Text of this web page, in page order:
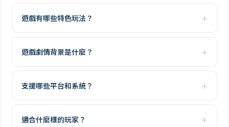
遊戲有哪些特色玩法？
遊戲劇情背景是什麼？
支援哪些平台和系統？
適合什麼樣的玩家？